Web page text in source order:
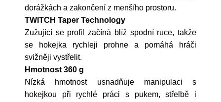
dorážkách a zakončení z menšího prostoru.
TWITCH Taper Technology
Zužující se profil začíná blíž spodní ruce, takže
se hokejka rychleji prohne a pomáhá hráči
svižněji vystřelit.
Hmotnost 360 g
Nízká hmotnost usnadňuje manipulaci s
hokejkou při rychlé práci s pukem, střelbě i